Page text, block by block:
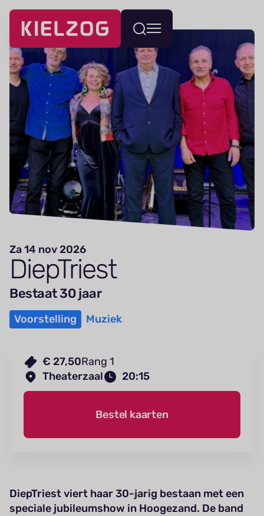
Navigatie
overslaan
Wissel
Za 14 nov 2026
Diep­Triest
Bestaat 30 jaar
Voorstelling Muziek
€ 27,50Rang 1
Theaterzaal
20:15
Bestel kaarten
DiepTriest viert haar 30-jarig bestaan met een
speciale jubileumshow in Hoogezand. De band